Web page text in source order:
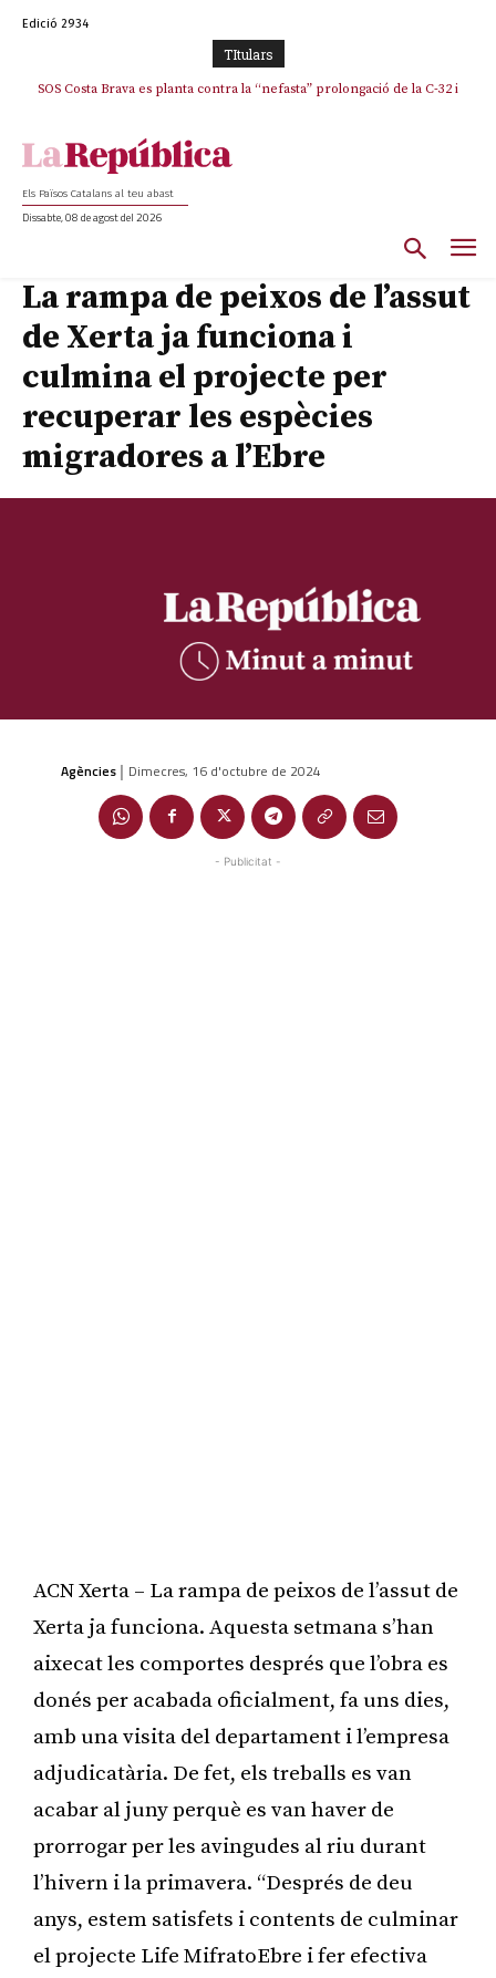
Edició 2934
TItulars
SOS Costa Brava es planta contra la “nefasta” prolongació de la C-32 i
Els Països Catalans al teu abast
Dissabte, 08 de agost del 2026
La rampa de peixos de l’assut
de Xerta ja funciona i
culmina el projecte per
recuperar les espècies
migradores a l’Ebre
Agències | Dimecres, 16 d'octubre de 2024
- Publicitat -
ACN Xerta – La rampa de peixos de l’assut de
Xerta ja funciona. Aquesta setmana s’han
aixecat les comportes després que l’obra es
donés per acabada oficialment, fa uns dies,
amb una visita del departament i l’empresa
adjudicatària. De fet, els treballs es van
acabar al juny perquè es van haver de
prorrogar per les avingudes al riu durant
l’hivern i la primavera. “Després de deu
anys, estem satisfets i contents de culminar
el projecte Life MifratoEbre i fer efectiva